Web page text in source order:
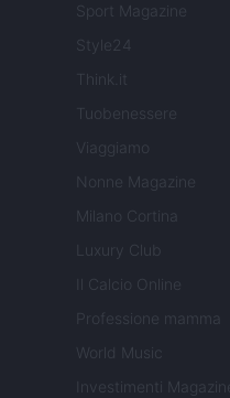
Sport Magazine
Style24
Think.it
Tuobenessere
Viaggiamo
Nonne Magazine
Milano Cortina
Luxury Club
Il Calcio Online
Professione mamma
World Music
Investimenti Magazine